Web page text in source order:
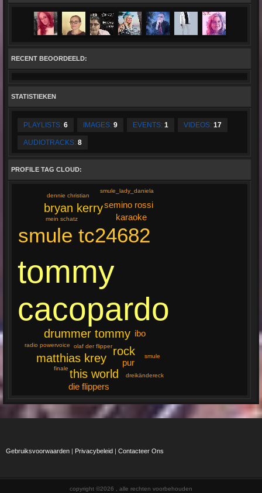
RECENT BEOORDEELD:
STATISTIEKEN
PLAYLISTS: 6 IMAGES: 9 EVENTS: 1 VIDEOS: 17
AUDIOTRACKS: 8
PROFILE TAG CLOUD:
tommy
cacopardo
smule tc24682
drummer tommy
rock
matthias krey
bryan kerry
this world
karaoke
die flippers
pur
semino rossi
ibo
radio powervoice olaf der flipper
smule_lady_daniela
mein schatz
dreikändereck
finale
dennie christian
smule
Gebruiksvoorwaarden | Privacybeleid | Contacteer Ons
copyright ©2026 , alle rechten voorbehouden